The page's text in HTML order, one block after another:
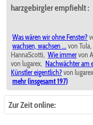
harzgebirgler empfiehlt:
Was wären wir ohne Fenster?
wachsen, wachsen ... von Tula,
HannaScotti, Wie immervon
von lugarex, Nachwächter am
Künstler eigentlich?von
mehr (insgesamt 197)
Zur Zeit online: